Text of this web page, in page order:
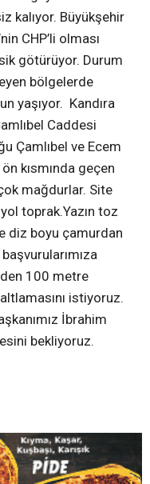
büyüyor.
bu yöne kaydırılınca
bölgesinde yer
sıvadılar bile.
bölgeye hizmet
kalıyor. Büyükşehir
CHP’li olması
götürüyor. Durum
bölgelerde
yaşıyor. Kandıra
Caddesi
toprak.Yazın toz
diz boyu çamurdan